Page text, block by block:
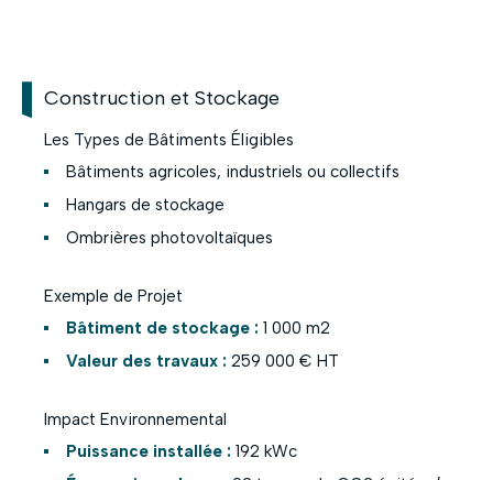
Construction et Stockage
Les Types de Bâtiments Éligibles
Bâtiments agricoles, industriels ou collectifs
Hangars de stockage
Ombrières photovoltaïques
Exemple de Projet
Bâtiment de stockage : 1 000 m2
Valeur des travaux : 259 000 € HT
Impact Environnemental
Puissance installée : 192 kWc